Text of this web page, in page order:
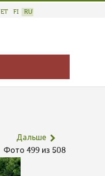
ET FI RU
Дальше
Фото 499 из 508